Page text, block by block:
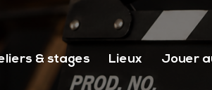
& stages Lieux Jouer